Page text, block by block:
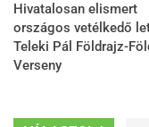
Hivatalosan elismert
országos vetélkedő
Teleki Pál Földrajz-
Verseny